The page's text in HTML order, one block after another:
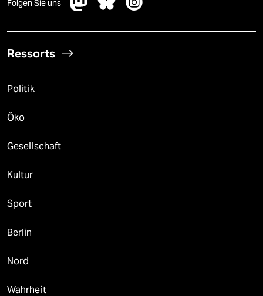
Folgen Sie uns
Ressorts
Politik
Öko
Gesellschaft
Kultur
Sport
Berlin
Nord
Wahrheit